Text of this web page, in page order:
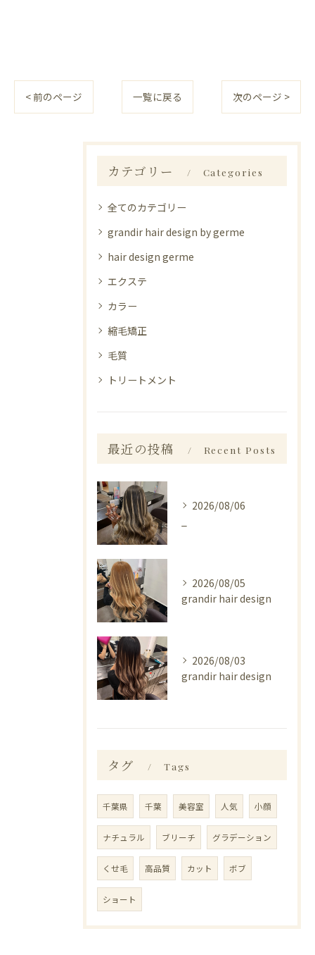
< 前のページ 一覧に戻る 次のページ >
カテゴリー Categories
全てのカテゴリー
grandir hair design by germe
hair design germe
エクステ
カラー
縮毛矯正
毛質
トリートメント
最近の投稿 Recent Posts
2026/08/06
2026/08/05
grandir hair design
2026/08/03
grandir hair design
タグ Tags
千葉県 千葉 美容室 人気 小顔
ナチュラル ブリーチ グラデーション
くせ毛 高品質 カット ボブ
ショート